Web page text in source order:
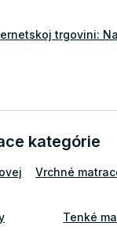
trgovini:
kategórie
Vrchné
Tenké